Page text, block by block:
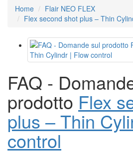
Home
Flair NEO FLEX
Flex second shot plus – Thin
FAQ -
prodotto Flex
plus – Thin
control